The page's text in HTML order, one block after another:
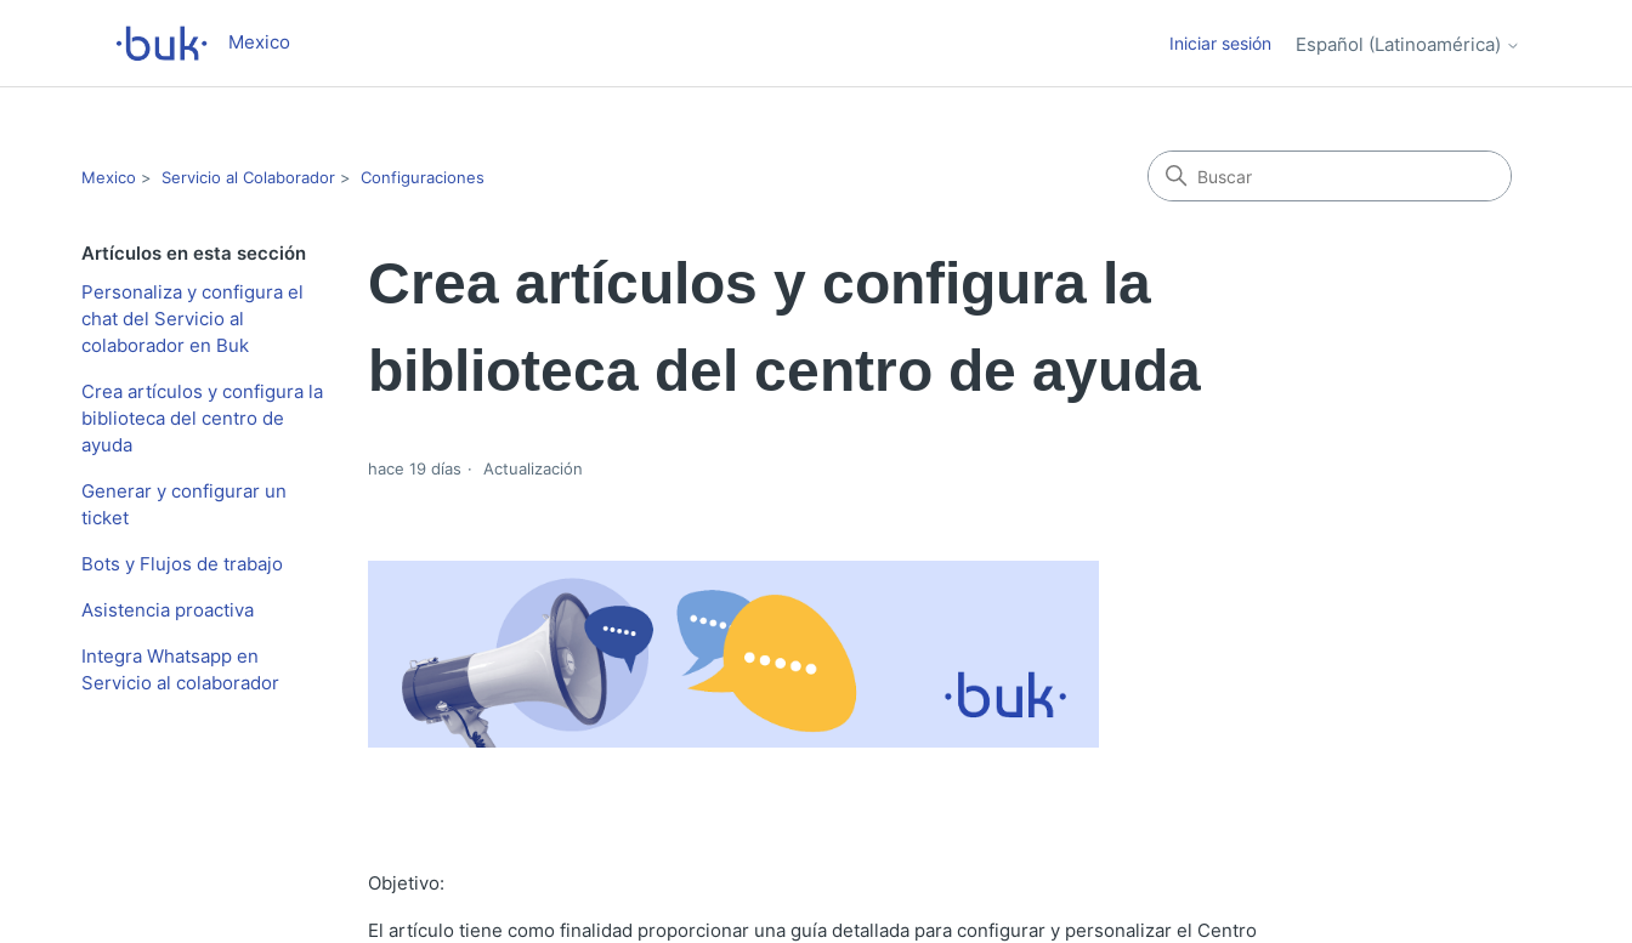
Mexico Iniciar sesión Español (Latinoamérica)
Mexico Servicio al Colaborador Configuraciones
Artículos en esta sección
Personaliza y configura el
chat del Servicio al
colaborador en Buk
Crea artículos y configura la
biblioteca del centro de
ayuda
Generar y configurar un
ticket
Bots y Flujos de trabajo
Asistencia proactiva
Integra Whatsapp en
Servicio al colaborador
Crea artículos y configura la
biblioteca del centro de ayuda
hace 19 días Actualización
Objetivo:
El artículo tiene como finalidad proporcionar una guía detallada para configurar y personalizar el Centro